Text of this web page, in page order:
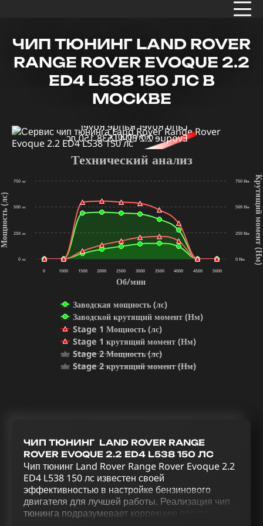
ЧИП ТЮНИНГ LAND ROVER
RANGE ROVER EVOQUE 2.2
ED4 L538 150 ЛС В
МОСКВЕ
x1000r/min
Об/мин
(лс)
Технический анализ
Заводская мощность (лс)
Заводской крутящий момент (Нм)
Stage 1 Мощность (лс)
Stage 1 крутящий момент (Нм)
Stage 2 Мощность (лс)
Stage 2 крутящий момент (Нм)
0 1000 1500 2000 2500 3000 3500 4000 4500 5000
0 лс
250 лс
500 лс
750 лс
0 Нм
250 Нм
500 Нм
750 Нм
ЧИП ТЮНИНГ LAND ROVER RANGE
ROVER EVOQUE 2.2 ED4 L538 150 ЛС
Чип тюнинг Land Rover Range Rover Evoque 2.2
ED4 L538 150 лс известен своей
эффективностью в настройке бензинового
двигателя для лучшей работы. Реализация чип
тюнинга подразумевает коррекцию программных